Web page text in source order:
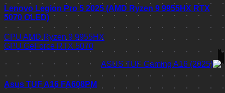
Lenovo Legion Pro 5 2025 (AMD Ryzen 9 9955HX RTX
5070 OLED)
CPU AMD Ryzen 9 9955HX
GPU GeForce RTX 5070
Asus TUF A16 FA608PM